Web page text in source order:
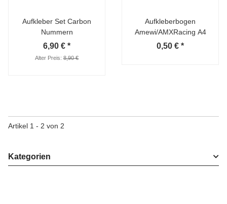
Aufkleber Set Carbon
Nummern
6,90 € *
Alter Preis: 8,90 €
Aufkleberbogen
Amewi/AMXRacing A4
0,50 € *
Artikel 1 - 2 von 2
Kategorien